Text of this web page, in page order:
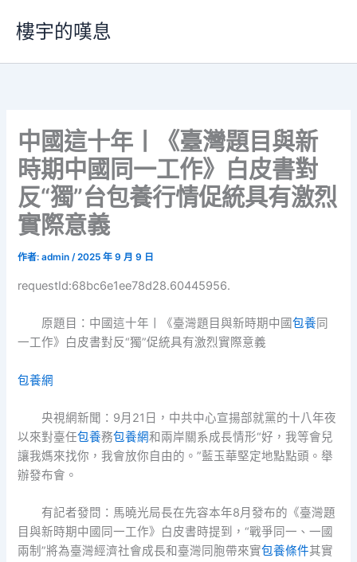
要
樓宇的嘆息
中國這十年丨《臺灣題目與新
時期中國同一工作》白皮書對
反“獨”台包養行情促統具有激烈
實際意義
作者:admin/2025 年 9 月 9 日
requestId:68bc6e1ee78d28.60445956.
原題目：中國這十年丨《臺灣題目與新時期中國包養同
一工作》白皮書對反“獨”促統具有激烈實際意義
包養網
央視網新聞：9月21日，中共中心宣揚部就黨的十八年夜
以來對臺任包養務包養網和兩岸關系成長情形“好，我等會兒
讓我媽來找你，我會放你自由的。”藍玉華堅定地點點頭。舉
辦發布會。
有記者發問：馬曉光局長在先容本年8月發布的《臺灣題
目與新時期中國同一工作》白皮書時提到，“戰爭同一、一國
兩制”將為臺灣經濟社會成長和臺灣同胞帶來實包養條件其實